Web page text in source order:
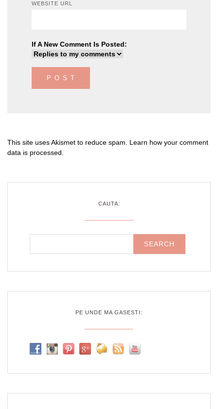
WEBSITE URL
If A New Comment Is Posted:
This site uses Akismet to reduce spam. Learn how your comment
data is processed.
CAUTA:
PE UNDE MA GASESTI: